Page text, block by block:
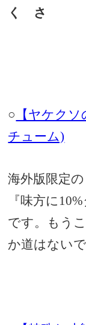
く さ
○
【ヤケク
チューム)
海外版限定
『味方に
です。もう
か道はない